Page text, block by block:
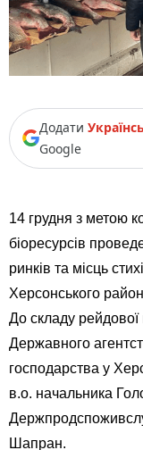
Додати
Google
14 грудня з метою
біоресурсів
ринків та місць
Херсонського
До складу
Державного
господарства у
в.о. начальника
Шапран.